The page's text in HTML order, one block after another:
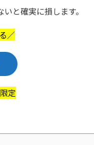
いと確実に損します。
／
定